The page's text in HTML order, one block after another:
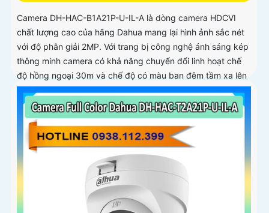
Camera DH-HAC-B1A21P-U-IL-A là dòng camera HDCVI
chất lượng cao của hãng Dahua mang lại hình ảnh sắc nét
với độ phân giải 2MP. Với trang bị công nghệ ánh sáng kép
thông minh camera có khả năng chuyển đổi linh hoạt chế
độ hồng ngoại 30m và chế độ có màu ban đêm tầm xa lên
đến 20m đảm bảo an ninh hiệu quả